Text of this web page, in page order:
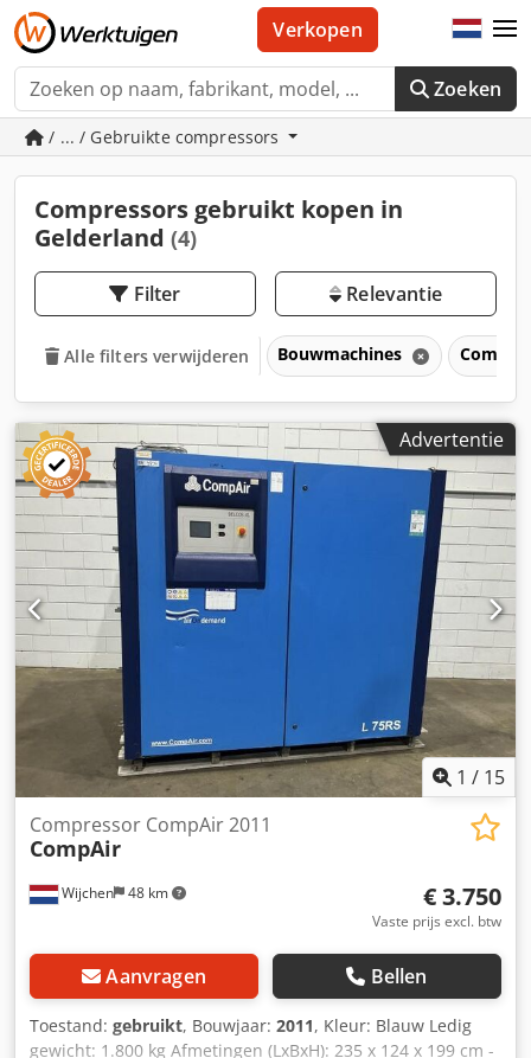
Zoeken
Verkopen
/ ... / Gebruikte compressors
Compressors gebruikt kopen in
Gelderland (4)
Filter Relevantie
Alle filters verwijderen Bouwmachines
Advertentie
1 / 15
Wijchen 48 km
Compressor CompAir 2011
CompAir
€ 3.750
Vaste prijs excl. btw
Aanvragen Bellen
Toestand: gebruikt, Bouwjaar: 2011, Kleur: Blauw Ledig
gewicht: 1.800 kg Afmetingen (LxBxH): 235 x 124 x 199 cm -